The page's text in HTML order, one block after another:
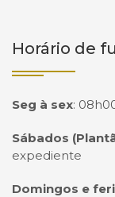
Horário de
Seg à sex:
Sábados
expediente
Domingos e